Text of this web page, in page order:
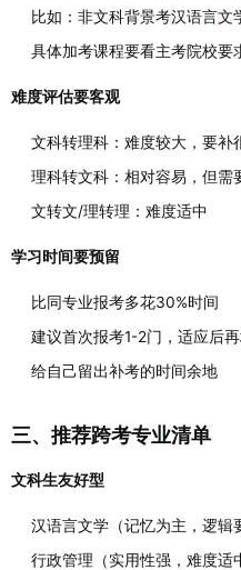
比如：非文科背景考汉语言文
具体加考课程要看主考院校要
难度评估要客观
文科转理科：难度较大，要补
理科转文科：相对容易，但需
文转文/理转理：难度适中
学习时间要预留
比同专业报考多花30%时间
建议首次报考1-2门，适应后
给自己留出补考的时间余地
三、推荐跨考专业清单
文科生友好型
汉语言文学（记忆为主，逻辑
行政管理（实用性强，难度适